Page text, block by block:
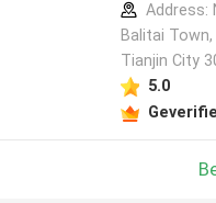
Address:
Balitai
Tianjin City
5.0